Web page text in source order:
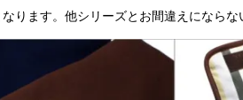
ります。他シリーズとお間違えにならな